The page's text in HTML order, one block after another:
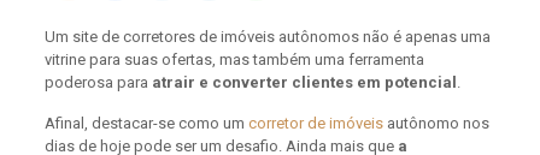
Um site de corretores de imóveis autônomos não é apenas uma
vitrine para suas ofertas, mas também uma ferramenta
poderosa para atrair e converter clientes em potencial .
Afinal, destacar-se como um corretor de imóveisautônomo nos
dias de hoje pode ser um desafio. Ainda mais que a